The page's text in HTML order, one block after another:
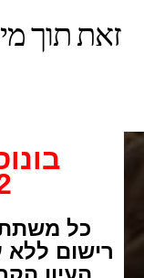
זאת תוך
2
כל
רישום